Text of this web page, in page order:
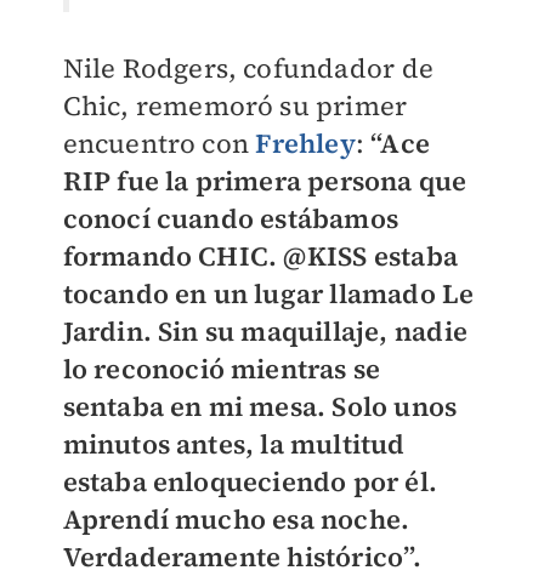
Nile Rodgers, cofundador de
Chic, rememoró su primer
encuentro conFrehley:“Ace
RIP fue la primera persona que
conocí cuando estábamos
formando CHIC. @KISS estaba
tocando en un lugar llamado Le
Jardin. Sin su maquillaje, nadie
lo reconoció mientras se
sentaba en mi mesa. Solo unos
minutos antes, la multitud
estaba enloqueciendo por él.
Aprendí mucho esa noche.
Verdaderamente histórico”.